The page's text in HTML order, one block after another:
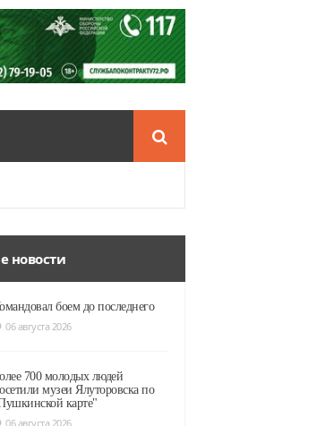
новости
боем до последнего
06 августа 2026
700 молодых людей
музеи Ялуторовска по
карте"
06 августа 2026